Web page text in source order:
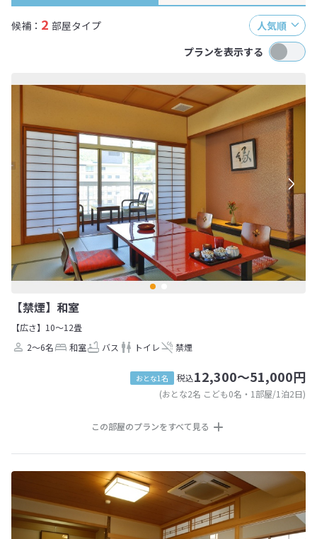
候補： 2 部屋タイプ
人気順
プランを表示する
【禁煙】和室
【広さ】10～12畳
2～6名
和室 バス トイレ 禁煙
おとな1名 税込12,300～51,000円
(おとな2名 こども0名・1部屋/1泊2日)
この部屋のプランをすべて見る